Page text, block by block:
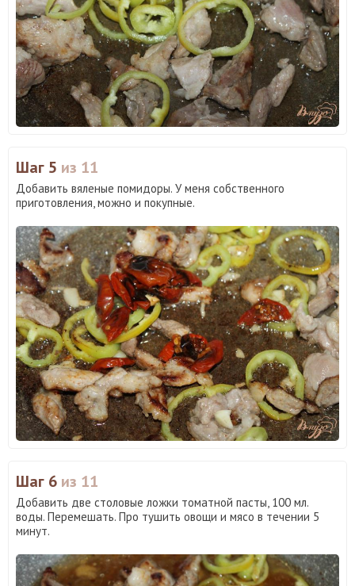
Шаг 5 из 11
Добавить вяленые помидоры. У меня собственного
приготовления, можно и покупные.
Шаг 6 из 11
Добавить две столовые ложки томатной пасты, 100 мл.
воды. Перемешать. Про тушить овощи и мясо в течении 5
минут.